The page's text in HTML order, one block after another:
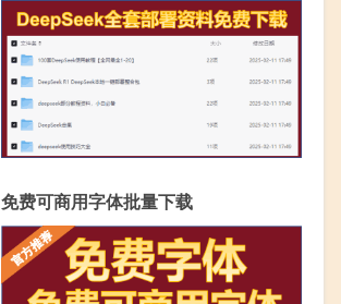
免费可商用字体批量下载